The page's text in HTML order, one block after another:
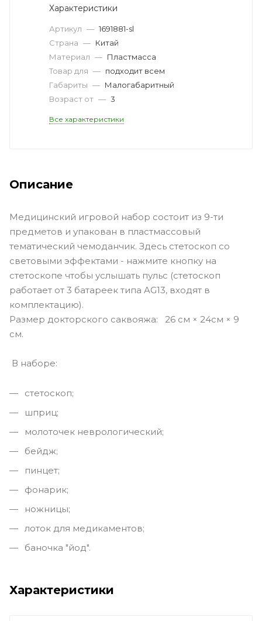
Характеристики
Артикул — 1691881-sl
Страна — Китай
Материал — Пластмасса
Товар для — подходит всем
Габариты — Малогабаритный
Возраст от — 3
Все характеристики
Описание
Медицинский игровой набор состоит из 9-ти
предметов и упакован в пластмассовый
тематический чемоданчик. Здесь стетоскоп со
световыми эффектами - нажмите кнопку на
стетоскопе чтобы услышать пульс (стетоскоп
работает от 3 батареек типа AG13, входят в
комплектацию).
Размер докторского саквояжа: 26 см × 24см × 9
см.
В наборе:
стетоскоп;
шприц;
молоточек неврологический;
бейдж;
пинцет;
фонарик;
ножницы;
лоток для медикаментов;
баночка "йод".
Характеристики